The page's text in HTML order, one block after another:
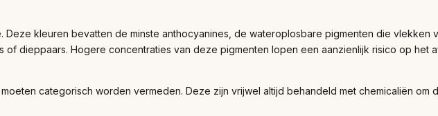
Deze kleuren bevatten de minste anthocyanines, de wateroplosbare pigmenten die vlekken
of dieppaars. Hogere concentraties van deze pigmenten lopen een aanzienlijk risico op het
categorisch worden vermeden. Deze zijn vrijwel altijd behandeld met chemicaliën om